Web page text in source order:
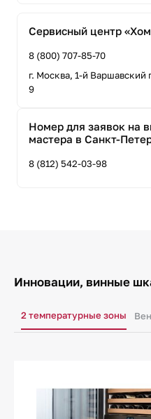
Сервисный центр
8 (800) 707-85-70
г. Москва, 1-й Варшавский
9
Номер для заявок на
мастера в Санкт-
8 (812) 542-03-98
Инновации, винные
2 температурные зоны